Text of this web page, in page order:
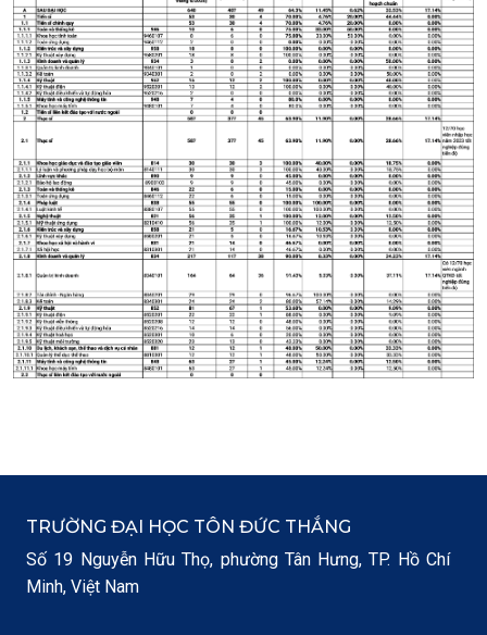
TRƯỜNG ĐẠI HỌC TÔN ĐỨC THẮNG
Số 19 Nguyễn Hữu Thọ, phường Tân Hưng, TP. Hồ Chí
Minh, Việt Nam